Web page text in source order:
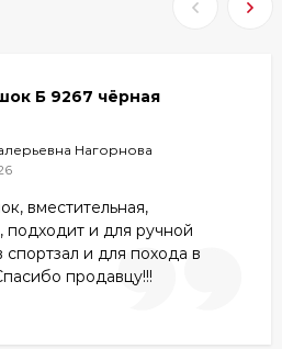
Б 9267 чёрная
Нагорнова
вместительная,
подходит и для ручной
и для похода в
продавцу!!!